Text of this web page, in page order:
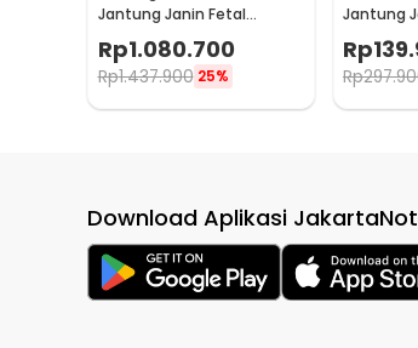
Jantung Janin Fetal
Doppler Heart Rate 3MHz -
JSL-T508
Rp1.080.700
Rp1.437.900 25%
Jantung
Doppler
TX-103
Rp
Rp
Download Aplikasi